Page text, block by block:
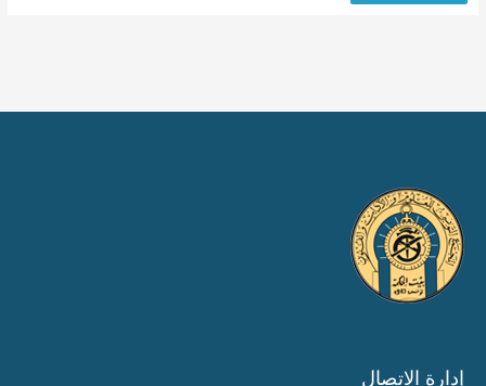
إدارة الاتصال